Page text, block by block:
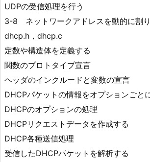
UDPの受信処理を行う
3-8 ネットワークアドレスを動的に割
dhcp.h，dhcp.c
定数や構造体を定義する
関数のプロトタイプ宣言
ヘッダのインクルードと変数の宣言
DHCPパケットの情報をオプションごと
DHCPのオプションの処理
DHCPリクエストデータを作成する
DHCP各種送信処理
受信したDHCPパケットを解析する